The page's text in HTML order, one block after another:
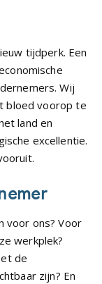
tijdperk. Een
Wij
bloed voorop te
land en
excellentie.
voor ons? Voor
werkplek?
de
zijn? En